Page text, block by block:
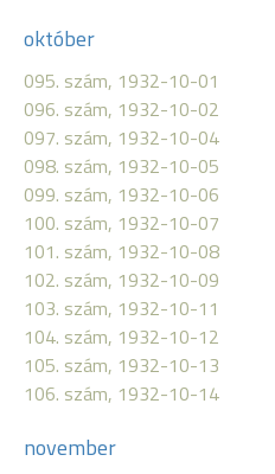
október
095. szám, 1932-10-01
096. szám, 1932-10-02
097. szám, 1932-10-04
098. szám, 1932-10-05
099. szám, 1932-10-06
100. szám, 1932-10-07
101. szám, 1932-10-08
102. szám, 1932-10-09
103. szám, 1932-10-11
104. szám, 1932-10-12
105. szám, 1932-10-13
106. szám, 1932-10-14
november